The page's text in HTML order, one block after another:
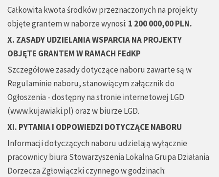
Całkowita kwota środków przeznaczonych na projekty
objęte grantem w naborze wynosi: 1 200 000,00 PLN.
X. ZASADY UDZIELANIA WSPARCIA NA PROJEKTY
OBJĘTE GRANTEM W RAMACH FEdKP
Szczegółowe zasady dotyczące naboru zawarte są w
Regulaminie naboru, stanowiącym załącznik do
Ogłoszenia - dostępny na stronie internetowej LGD
(www.kujawiaki.pl) oraz w biurze LGD.
XI. PYTANIA I ODPOWIEDZI DOTYCZĄCE NABORU
Informacji dotyczących naboru udzielają wyłącznie
pracownicy biura Stowarzyszenia Lokalna Grupa Działania
Dorzecza Zgłowiączki czynnego w godzinach: